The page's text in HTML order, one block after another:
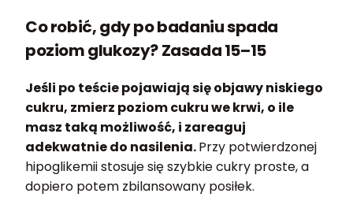
Co robić, gdy po badaniu spada
poziom glukozy? Zasada 15–15
Jeśli po teście pojawiają się objawy niskiego
cukru, zmierz poziom cukru we krwi, o ile
masz taką możliwość, i zareaguj
adekwatnie do nasilenia.Przy potwierdzonej
hipoglikemii stosuje się szybkie cukry proste, a
dopiero potem zbilansowany posiłek.